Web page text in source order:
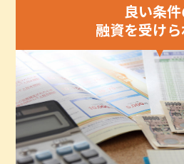
良い条
融資を受け